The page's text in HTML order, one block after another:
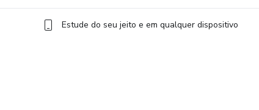
Estude do seu jeito e em qualquer dispositivo